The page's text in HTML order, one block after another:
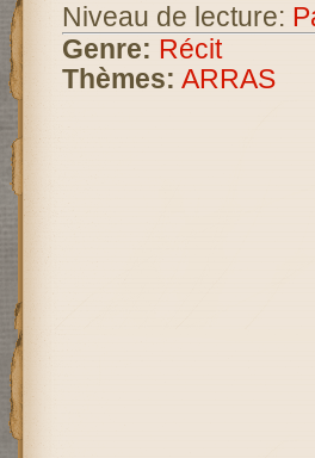
Niveau de lecture:
Genre: Récit
Thèmes: ARRAS